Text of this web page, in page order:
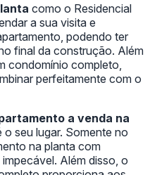
como o Residencial
a sua visita e
podendo ter
final da construção. Além
condomínio completo,
perfeitamente com o
a venda na
o seu lugar. Somente no
na planta com
Além disso, o